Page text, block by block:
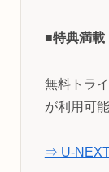
■特典満載
無料トラ
が利用可能
⇒ U-